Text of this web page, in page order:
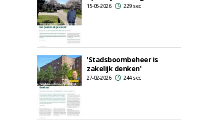
15-05-2026 229 sec
'Stadsboombeheer is
zakelijk denken'
27-02-2026 244 sec